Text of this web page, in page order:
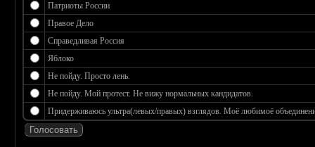
Патриоты России
Правое Дело
Справедливая Россия
Яблоко
Не пойду. Просто лень.
Не пойду. Мой протест. Не вижу нормальных кандидатов.
Придерживаюсь ультра(левых/правых) взглядов. Моё любимоё